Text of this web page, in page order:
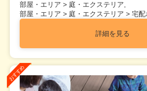
部屋・エリア > 庭・エクステリア,
部屋・エリア > 庭・エクステリア > 宅配
詳細を見る